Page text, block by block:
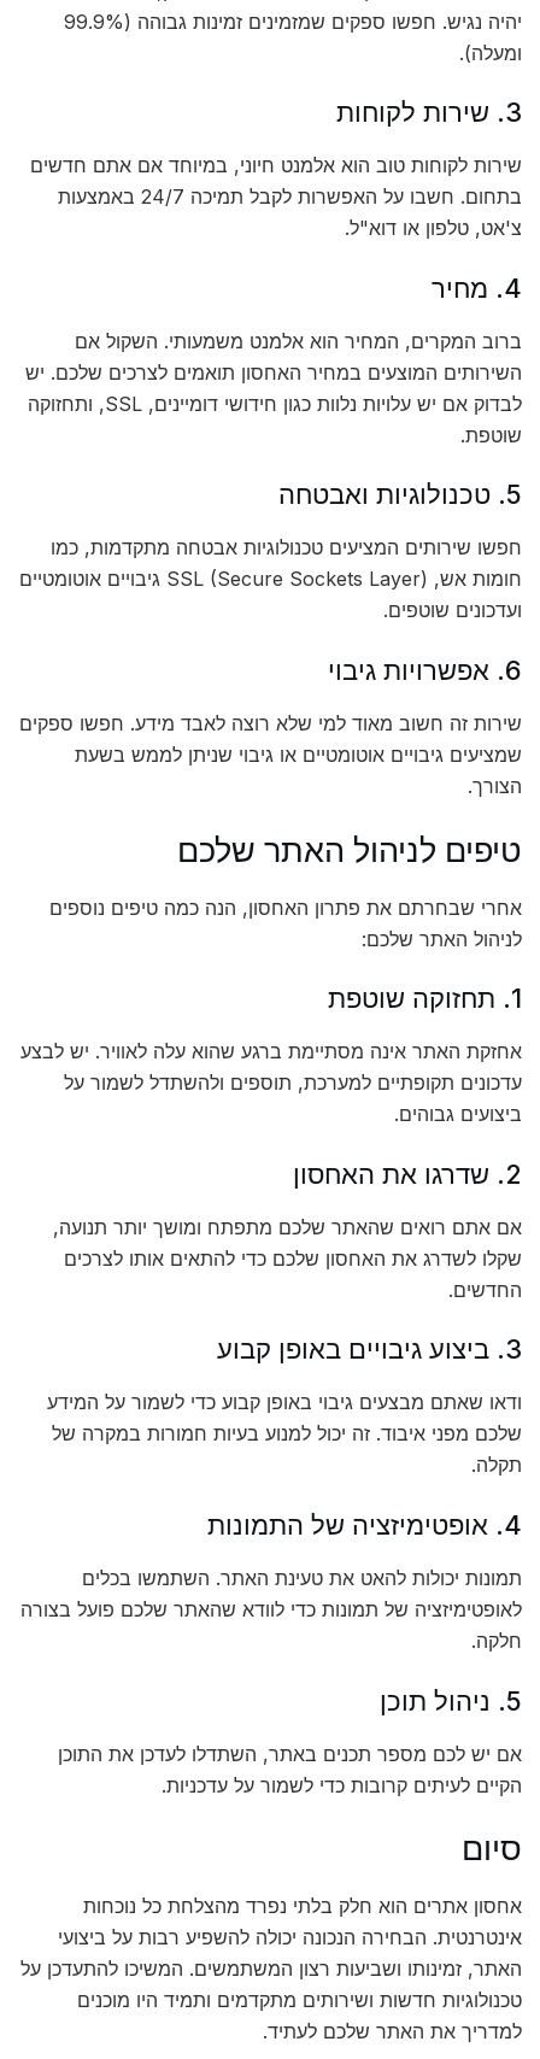
יהיה נגיש. חפשו ספקים שמזמינים זמינות גבוהה (99.9%
ומעלה).
3. שירות לקוחות
שירות לקוחות טוב הוא אלמנט חיוני, במיוחד אם אתם חדשים
בתחום. חשבו על האפשרות לקבל תמיכה 24/7 באמצעות
צ'אט, טלפון או דוא"ל.
4. מחיר
ברוב המקרים, המחיר הוא אלמנט משמעותי. השקול אם
השירותים המוצעים במחיר האחסון תואמים לצרכים שלכם. יש
לבדוק אם יש עלויות נלוות כגון חידושי דומיינים, SSL, ותחזוקה
שוטפת.
5. טכנולוגיות ואבטחה
חפשו שירותים המציעים טכנולוגיות אבטחה מתקדמות, כמו
חומות אש, SSL (Secure Sockets Layer) גיבויים אוטומטיים
ועדכונים שוטפים.
6. אפשרויות גיבוי
שירות זה חשוב מאוד למי שלא רוצה לאבד מידע. חפשו ספקים
שמציעים גיבויים אוטומטיים או גיבוי שניתן לממש בשעת
הצורך.
טיפים לניהול האתר שלכם
אחרי שבחרתם את פתרון האחסון, הנה כמה טיפים נוספים
לניהול האתר שלכם:
1. תחזוקה שוטפת
אחזקת האתר אינה מסתיימת ברגע שהוא עלה לאוויר. יש לבצע
עדכונים תקופתיים למערכת, תוספים ולהשתדל לשמור על
ביצועים גבוהים.
2. שדרגו את האחסון
אם אתם רואים שהאתר שלכם מתפתח ומושך יותר תנועה,
שקלו לשדרג את האחסון שלכם כדי להתאים אותו לצרכים
החדשים.
3. ביצוע גיבויים באופן קבוע
ודאו שאתם מבצעים גיבוי באופן קבוע כדי לשמור על המידע
שלכם מפני איבוד. זה יכול למנוע בעיות חמורות במקרה של
תקלה.
4. אופטימיזציה של התמונות
תמונות יכולות להאט את טעינת האתר. השתמשו בכלים
לאופטימיזציה של תמונות כדי לוודא שהאתר שלכם פועל בצורה
חלקה.
5. ניהול תוכן
אם יש לכם מספר תכנים באתר, השתדלו לעדכן את התוכן
הקיים לעיתים קרובות כדי לשמור על עדכניות.
סיום
אחסון אתרים הוא חלק בלתי נפרד מהצלחת כל נוכחות
אינטרנטית. הבחירה הנכונה יכולה להשפיע רבות על ביצועי
האתר, זמינותו ושביעות רצון המשתמשים. המשיכו להתעדכן על
טכנולוגיות חדשות ושירותים מתקדמים ותמיד היו מוכנים
למדריך את האתר שלכם לעתיד.